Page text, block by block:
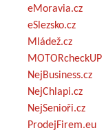
eMoravia.cz
eSlezsko.cz
Mládež.cz
MOTORcheckUP
NejBusiness.cz
NejChlapi.cz
NejSenioři.cz
ProdejFirem.eu